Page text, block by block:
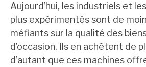
Aujourd’hui, les industriels et
plus expérimentés sont de
méfiants sur la qualité des
d’occasion. Ils en achètent de
d’autant que ces machines